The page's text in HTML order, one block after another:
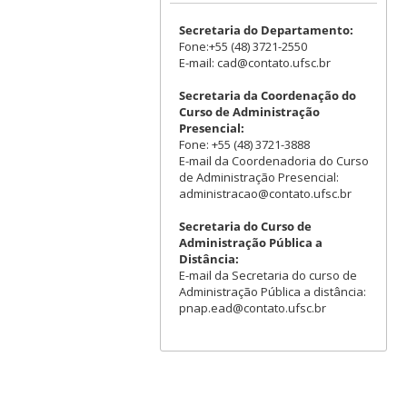
Secretaria do Departamento:
Fone:+55 (48) 3721-2550
E-mail: cad@contato.ufsc.br
Secretaria da Coordenação do
Curso de Administração
Presencial:
Fone: +55 (48) 3721-3888
E-mail da Coordenadoria do Curso
de Administração Presencial:
administracao@contato.ufsc.br
Secretaria do Curso de
Administração Pública a
Distância:
E-mail da Secretaria do curso de
Administração Pública a distância:
pnap.ead@contato.ufsc.br